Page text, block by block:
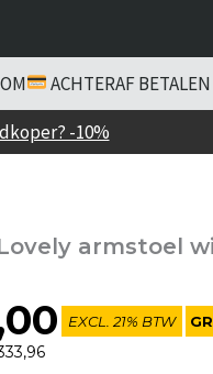
ACHTERAF BETALEN
-10%
armstoel
EXCL. 21% BTW